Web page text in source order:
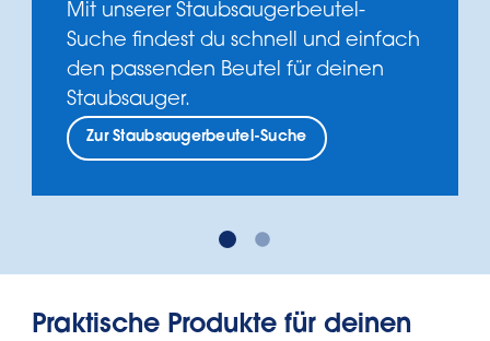
Mit unserer Staubsaugerbeutel-
Suche findest du schnell und einfach
den passenden Beutel für deinen
Staubsauger.
Zur Staubsaugerbeutel-Suche
Praktische Produkte für deinen